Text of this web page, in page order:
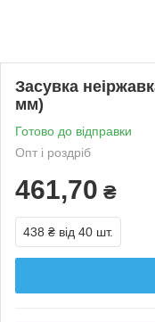
Засувка
мм)
Готово до відправки
Опт і роздріб
461,70 ₴
438 ₴ від 40 шт.